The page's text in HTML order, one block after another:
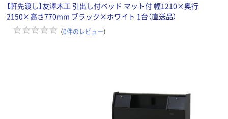
【軒先渡し】友澤木工 引出し付ベッド マット付 幅1210×奥行
2150×高さ770mm ブラック×ホワイト 1台（直送品）
（0件のレビュー）